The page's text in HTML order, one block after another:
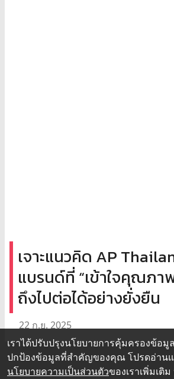
เจาะแนวคิด AP
แบรนด์ที่ “เข้าใจคุณภา
ถึงไปต่อได้อย่างยั่งยืน
22 ก.ย. 2025
เราได้ปรับปรุงนโยบายการคุ้มครองข้อ
ปกป้องข้อมูลที่สำคัญของคุณ โปรดอ่านแ
นโยบายความเป็นส่วนตัวของเราเพิ่มเติ